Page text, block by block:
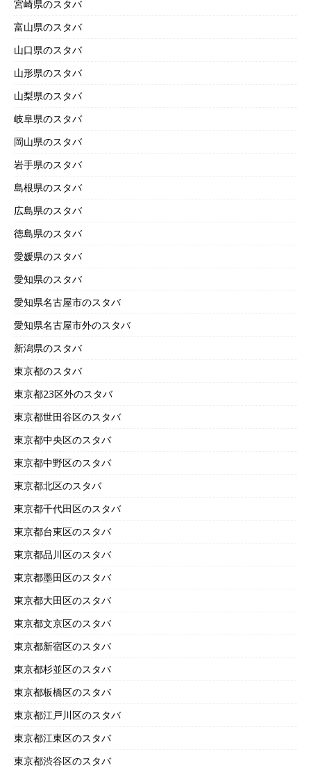
宮崎県のスタバ
富山県のスタバ
山口県のスタバ
山形県のスタバ
山梨県のスタバ
岐阜県のスタバ
岡山県のスタバ
岩手県のスタバ
島根県のスタバ
広島県のスタバ
徳島県のスタバ
愛媛県のスタバ
愛知県のスタバ
愛知県名古屋市のスタバ
愛知県名古屋市外のスタバ
新潟県のスタバ
東京都のスタバ
東京都23区外のスタバ
東京都世田谷区のスタバ
東京都中央区のスタバ
東京都中野区のスタバ
東京都北区のスタバ
東京都千代田区のスタバ
東京都台東区のスタバ
東京都品川区のスタバ
東京都墨田区のスタバ
東京都大田区のスタバ
東京都文京区のスタバ
東京都新宿区のスタバ
東京都杉並区のスタバ
東京都板橋区のスタバ
東京都江戸川区のスタバ
東京都江東区のスタバ
東京都渋谷区のスタバ